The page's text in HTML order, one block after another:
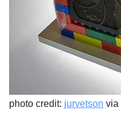
photo credit: jurvetson via